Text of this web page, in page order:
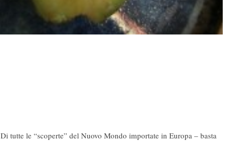
Di tutte le “scoperte” del Nuovo Mondo importate in Europa – basta